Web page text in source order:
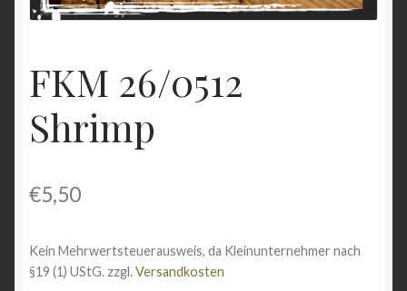
Shop
Vertrag widerrufen
Widerrufsbelehrung
Zahlungsarten
FKM 26/0512
Shrimp
€5,50
Kein Mehrwertsteuerausweis, da Kleinunternehmer nach
§19 (1) UStG. zzgl.Versandkosten